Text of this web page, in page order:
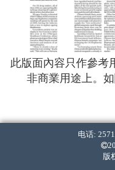
此版面內容只作參考
非商業用途上。
电话:
版